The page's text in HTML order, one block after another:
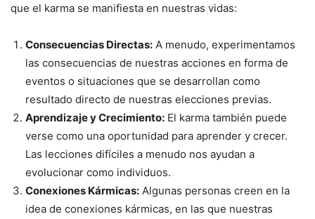
que el karma se manifiesta en nuestras vidas:
Consecuencias Directas: A menudo, experimentamos
las consecuencias de nuestras acciones en forma de
eventos o situaciones que se desarrollan como
resultado directo de nuestras elecciones previas.
Aprendizaje y Crecimiento: El karma también puede
verse como una oportunidad para aprender y crecer.
Las lecciones difíciles a menudo nos ayudan a
evolucionar como individuos.
Conexiones Kármicas: Algunas personas creen en la
idea de conexiones kármicas, en las que nuestras